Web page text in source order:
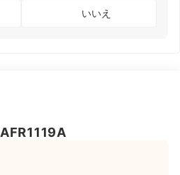
いいえ
AFR1119A